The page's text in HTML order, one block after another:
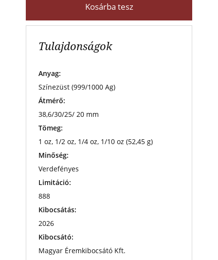
Kosárba tesz
Tulajdonságok
Anyag:
Színezüst (999/1000 Ag)
Átmérő:
38,6/30/25/ 20 mm
Tömeg:
1 oz, 1/2 oz, 1/4 oz, 1/10 oz (52,45 g)
Minőség:
Verdefényes
Limitáció:
888
Kibocsátás:
2026
Kibocsátó:
Magyar Éremkibocsátó Kft.